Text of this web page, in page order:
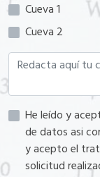
Cueva 1
Cueva 2
He leído y acepto la información básica sobre
de datos
y acepto el
solicitud